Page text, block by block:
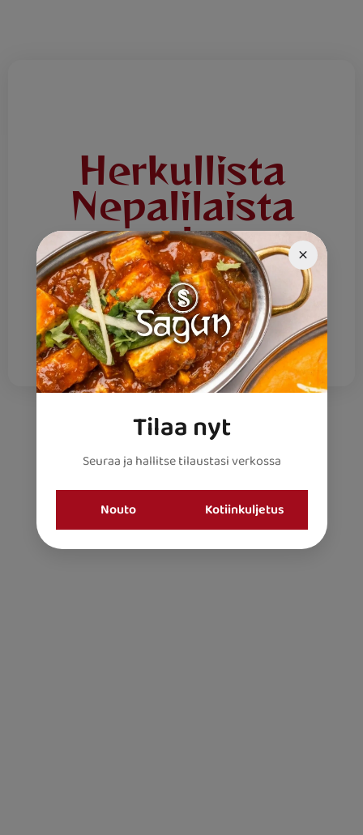
Herkullista
Nepalilaista
ruokaa
Tervetuloa Ravintola Saguniin! Tarjoamme
herkullista Nepalilaista ruokaa joka päivä.
Lounaslista